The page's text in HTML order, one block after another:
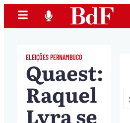
ELEIÇÕES PERNAMBUCO
Quaest:
Raquel
Lyra se